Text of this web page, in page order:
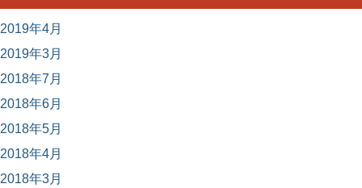
2019年4月
2019年3月
2018年7月
2018年6月
2018年5月
2018年4月
2018年3月